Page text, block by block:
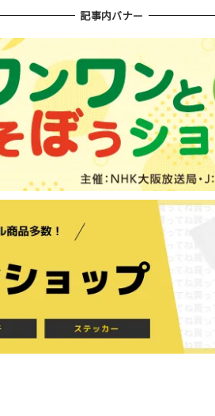
記事内バナー